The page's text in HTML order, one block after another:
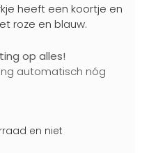
heeft een koortje en
roze en blauw.
op alles!
automatisch nóg
en niet